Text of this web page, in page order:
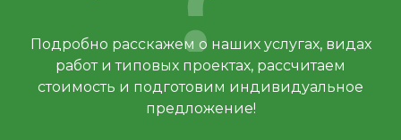
Подробно расскажем о наших услугах, видах
работ и типовых проектах, рассчитаем
стоимость и подготовим индивидуальное
предложение!